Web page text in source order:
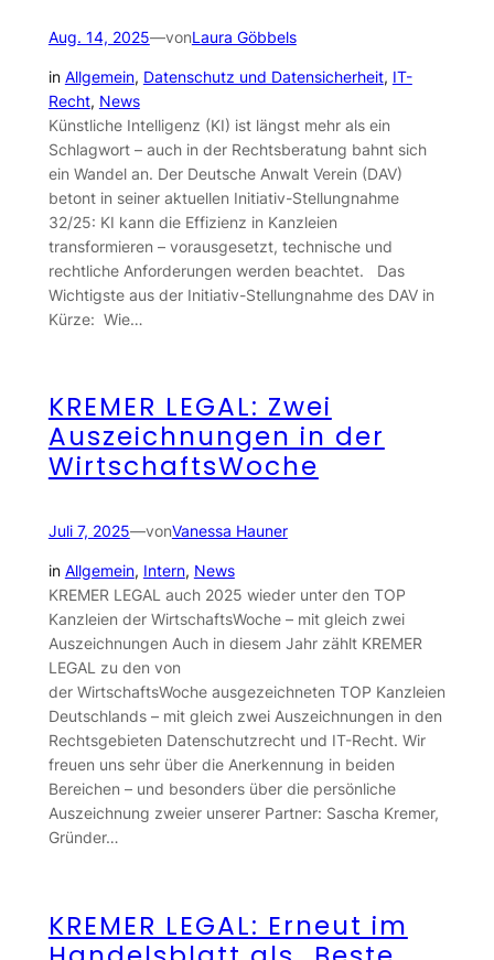
Aug. 14, 2025—vonLaura Göbbels
in Allgemein, Datenschutz und Datensicherheit, IT-
Recht, News
Künstliche Intelligenz (KI) ist längst mehr als ein
Schlagwort – auch in der Rechtsberatung bahnt sich
ein Wandel an. Der Deutsche Anwalt Verein (DAV)
betont in seiner aktuellen Initiativ-Stellungnahme
32/25: KI kann die Effizienz in Kanzleien
transformieren – vorausgesetzt, technische und
rechtliche Anforderungen werden beachtet. Das
Wichtigste aus der Initiativ-Stellungnahme des DAV in
Kürze: Wie…
KREMER LEGAL: Zwei
Auszeichnungen in der
WirtschaftsWoche
Juli 7, 2025—vonVanessa Hauner
in Allgemein, Intern, News
KREMER LEGAL auch 2025 wieder unter den TOP
Kanzleien der WirtschaftsWoche – mit gleich zwei
Auszeichnungen Auch in diesem Jahr zählt KREMER
LEGAL zu den von
der WirtschaftsWoche ausgezeichneten TOP Kanzleien
Deutschlands – mit gleich zwei Auszeichnungen in den
Rechtsgebieten Datenschutzrecht und IT-Recht. Wir
freuen uns sehr über die Anerkennung in beiden
Bereichen – und besonders über die persönliche
Auszeichnung zweier unserer Partner: Sascha Kremer,
Gründer…
KREMER LEGAL: Erneut im